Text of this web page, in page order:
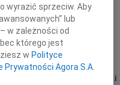
Kosmowska
lat 73
Ania, Hanka, Tolunia, Mamuś i
wyrazić sprzeciw. Aby
lub
w zależności od
którego jest
w Polityce
Prywatności Agora S.A.